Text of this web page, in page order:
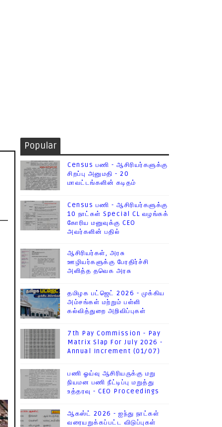
Popular
Census பணி - ஆசிரியர்களுக்கு
சிறப்பு அனுமதி - 20
மாவட்டங்களின் கடிதம்
Census பணி - ஆசிரியர்களுக்கு
10 நாட்கள் Special CL வழங்கக்
கோரிய மனுவுக்கு CEO
அவர்களின் பதில்
ஆசிரியர்கள், அரசு
ஊழியர்களுக்கு பேரதிர்ச்சி
அளித்த தவெக அரசு
தமிழக பட்ஜெட் 2026 - முக்கிய
அம்சங்கள் மற்றும் பள்ளி
கல்வித்துறை அறிவிப்புகள்
7th Pay Commission - Pay
Matrix Slap For July 2026 -
Annual Increment (01/07)
பணி ஓய்வு ஆசிரியருக்கு மறு
நியமன பணி நீட்டிப்பு மறுத்து
உத்தரவு - CEO Proceedings
ஆகஸ்ட் 2026 - ஐந்து நாட்கள்
வரையறுக்கப்பட்ட விடுப்புகள்